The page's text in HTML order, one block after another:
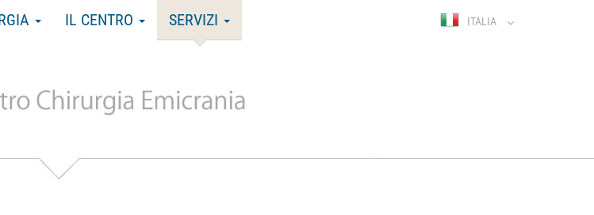
IL CENTRO SERVIZI ITALIA